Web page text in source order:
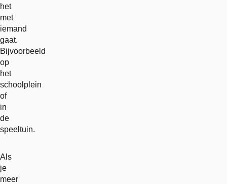
het
met
iemand
gaat.
Bijvoorbeeld
op
het
schoolplein
of
in
de
speeltuin.
Als
je
meer